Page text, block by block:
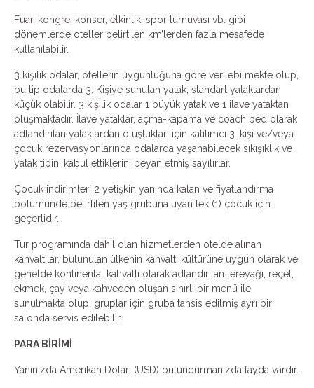
Fuar, kongre, konser, etkinlik, spor turnuvası vb. gibi
dönemlerde oteller belirtilen km’lerden fazla mesafede
kullanılabilir.
3 kişilik odalar, otellerin uygunluğuna göre verilebilmekte olup,
bu tip odalarda 3. Kişiye sunulan yatak, standart yataklardan
küçük olabilir. 3 kişilik odalar 1 büyük yatak ve 1 ilave yataktan
oluşmaktadır. İlave yataklar, açma-kapama ve coach bed olarak
adlandırılan yataklardan oluştukları için katılımcı 3. kişi ve/veya
çocuk rezervasyonlarında odalarda yaşanabilecek sıkışıklık ve
yatak tipini kabul ettiklerini beyan etmiş sayılırlar.
Çocuk indirimleri 2 yetişkin yanında kalan ve fiyatlandırma
bölümünde belirtilen yaş grubuna uyan tek (1) çocuk için
geçerlidir.
Tur programında dahil olan hizmetlerden otelde alınan
kahvaltılar, bulunulan ülkenin kahvaltı kültürüne uygun olarak ve
genelde kontinental kahvaltı olarak adlandırılan tereyağı, reçel,
ekmek, çay veya kahveden oluşan sınırlı bir menü ile
sunulmakta olup, gruplar için gruba tahsis edilmiş ayrı bir
salonda servis edilebilir.
PARA BİRİMİ
Yanınızda Amerikan Doları (USD) bulundurmanızda fayda vardır.